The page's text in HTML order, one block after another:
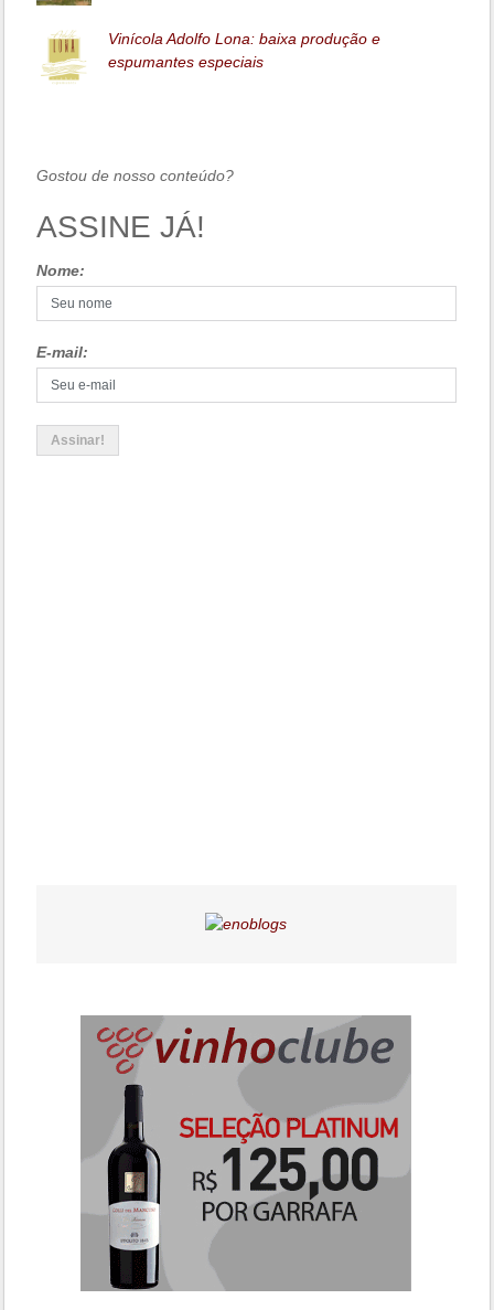
Vinícola Adolfo Lona: baixa produção e
espumantes especiais
Gostou de nosso conteúdo?
ASSINE JÁ!
Nome:
E-mail: